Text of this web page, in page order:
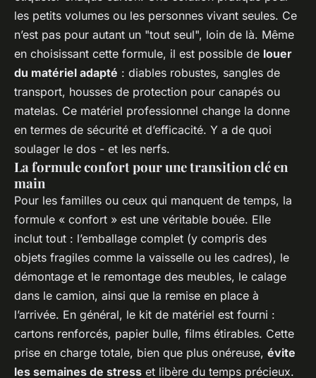
les petits volumes ou les personnes vivant seules. Ce
n’est pas pour autant un "tout seul", loin de là. Même
en choisissant cette formule, il est possible de louer
du matériel adapté : diables robustes, sangles de
transport, housses de protection pour canapés ou
matelas. Ce matériel professionnel change la donne
en termes de sécurité et d’efficacité. Y a de quoi
soulager le dos - et les nerfs.
La formule confort pour une transition clé en
main
Pour les familles ou ceux qui manquent de temps, la
formule « confort » est une véritable bouée. Elle
inclut tout : l’emballage complet (y compris des
objets fragiles comme la vaisselle ou les cadres), le
démontage et le remontage des meubles, le calage
dans le camion, ainsi que la remise en place à
l’arrivée. En général, le kit de matériel est fourni :
cartons renforcés, papier bulle, films étirables. Cette
prise en charge totale, bien que plus onéreuse, évite
les semaines de stress et libère du temps précieux.